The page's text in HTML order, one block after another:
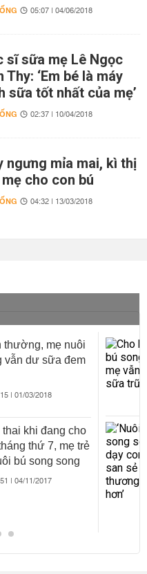
05:07 | 04/06/2018
sĩ sữa mẹ Lê Ngọc
Thy: ‘Em bé là máy
sữa tốt nhất của mẹ’
02:37 | 10/04/2018
ngưng mỉa mai, kì thị
cho con bú
04:32 | 13/03/2018
thường, mẹ nuôi
vẫn dư sữa đem
| 01/03/2018
thai khi đang cho
thứ 7, mẹ trẻ
bú song song
| 04/11/2017